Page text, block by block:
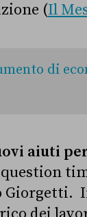
(Il
di
aiuti
Giorgetti.